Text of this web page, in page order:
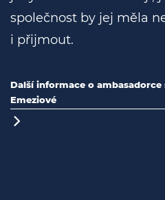
společnost by jej měla
i přijmout.
Další informace o ambasadorce
Emeziové
